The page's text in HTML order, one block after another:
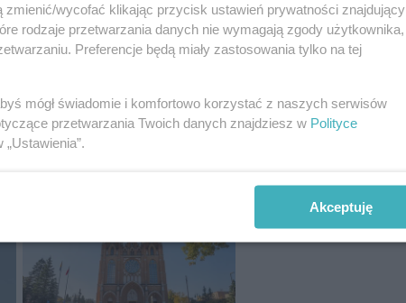
zmienić/wycofać klikając przycisk ustawień prywatności znajdujący
rodzaje przetwarzania danych nie wymagają zgody użytkownika,
Preferencje będą miały zastosowania tylko na tej
mógł świadomie i komfortowo korzystać z naszych serwisów
przetwarzania Twoich danych znajdziesz w Polityce
Akceptuję